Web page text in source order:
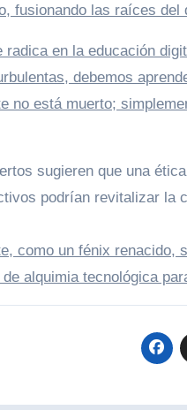
fusionando las raíces
radica en la educación
debemos
no está muerto;
sugieren que una
podrían revitalizar la
como un fénix renacido,
de alquimia tecnológica